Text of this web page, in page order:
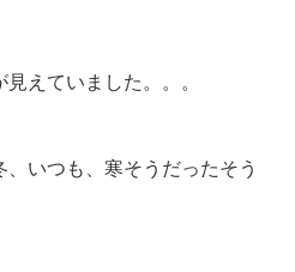
えていました。。。
いつも、寒そうだったそう